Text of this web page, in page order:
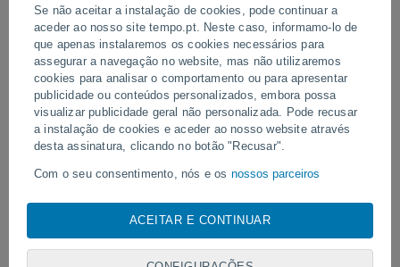
Se não aceitar a instalação de cookies, pode continuar a
aceder ao nosso site tempo.pt. Neste caso, informamo-lo de
que apenas instalaremos os cookies necessários para
assegurar a navegação no website, mas não utilizaremos
cookies para analisar o comportamento ou para apresentar
publicidade ou conteúdos personalizados, embora possa
visualizar publicidade geral não personalizada. Pode recusar
a instalação de cookies e aceder ao nosso website através
desta assinatura, clicando no botão "Recusar".
Com o seu consentimento, nós e os nossos parceiros
pessoais, tais como a sua visita a este sitio Web, endereços
IP e identificadores de cookies. É possível que alguns
fornecedores possam processar os seus dados pessoais com
ACEITAR E CONTINUAR
Tornados e chuvas extremas em
Pelotas, Brasil.
Um raio atingiu um
em Narathiwat, Tailândia.
Siga-nos